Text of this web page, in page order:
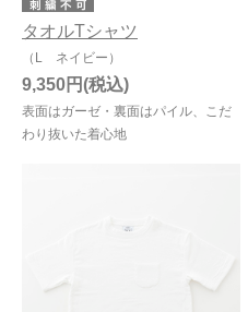
タオルTシャツ
（L ネイビー）
表面はガーゼ・裏面はパイル、こだ
わり抜いた着心地
9,350円